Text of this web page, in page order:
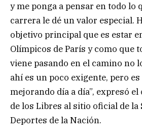
y me ponga a pensar en todo lo
carrera le dé un valor especial.
objetivo principal que es estar
Olímpicos de París y como que
viene pasando en el camino no
ahí es un poco exigente, pero
mejorando día a día”, expresó
de los Libres al sitio oficial de la
Deportes de la Nación.